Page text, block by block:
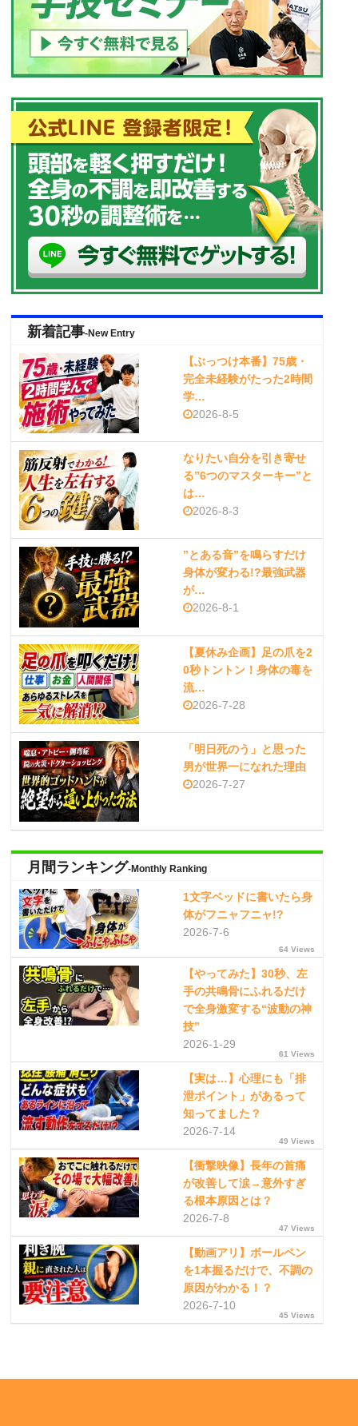
新着記事-New Entry
【ぶっつけ本番】75歳・
完全未経験がたった2時間
学…
2026-8-5
なりたい自分を引き寄せ
る”6つのマスターキー”と
は…
2026-8-3
”とある音”を鳴らすだけ
身体が変わる!?最強武器
が…
2026-8-1
【夏休み企画】足の爪を2
0秒トントン！身体の毒を
流…
2026-7-28
「明日死のう」と思った
男が世界一になれた理由
2026-7-27
月間ランキング-Monthly Ranking
1文字ベッドに書いたら身
体がフニャフニャ!?
2026-7-6
64 Views
【やってみた】30秒、左
手の共鳴骨にふれるだけ
で全身激変する“波動の神
技”
2026-1-29
61 Views
【実は…】心理にも「排
泄ポイント」があるって
知ってました？
2026-7-14
49 Views
【衝撃映像】長年の首痛
が改善して涙→意外すぎ
る根本原因とは？
2026-7-8
47 Views
【動画アリ】ボールペン
を1本握るだけで、不調の
原因がわかる！？
2026-7-10
45 Views